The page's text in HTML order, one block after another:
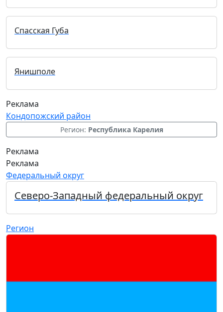
Спасская Губа
Янишполе
Реклама
Кондопожский район
Регион: Республика Карелия
Реклама
Реклама
Федеральный округ
Северо-Западный федеральный округ
Регион